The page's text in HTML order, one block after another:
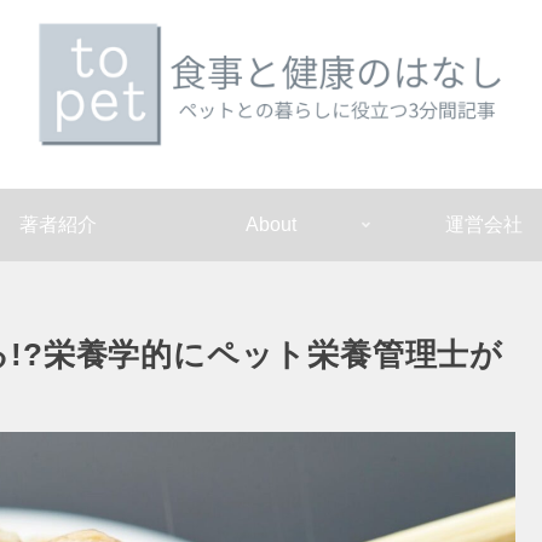
著者紹介 About 運営会社
栄養学的にペット栄養管理士が